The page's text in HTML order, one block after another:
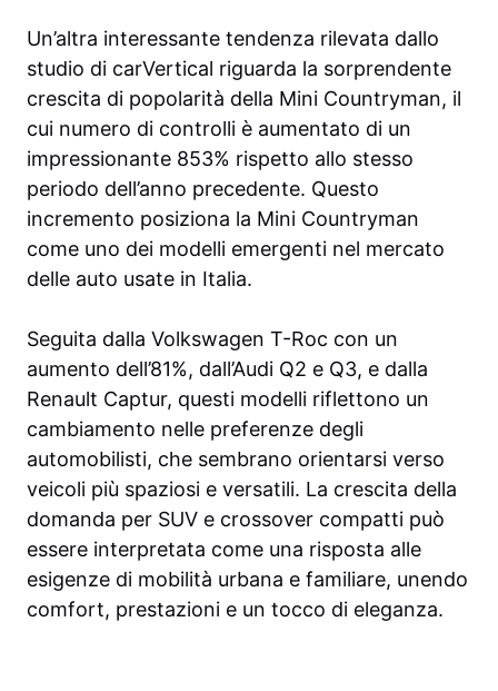
Un’altra interessante tendenza rilevata dallo
studio di carVertical riguarda la sorprendente
crescita di popolarità della Mini Countryman, il
cui numero di controlli è aumentato di un
impressionante 853% rispetto allo stesso
periodo dell’anno precedente. Questo
incremento posiziona la Mini Countryman
come uno dei modelli emergenti nel mercato
delle auto usate in Italia.
Seguita dalla Volkswagen T-Roc con un
aumento dell’81%, dall’Audi Q2 e Q3, e dalla
Renault Captur, questi modelli riflettono un
cambiamento nelle preferenze degli
automobilisti, che sembrano orientarsi verso
veicoli più spaziosi e versatili. La crescita della
domanda per SUV e crossover compatti può
essere interpretata come una risposta alle
esigenze di mobilità urbana e familiare, unendo
comfort, prestazioni e un tocco di eleganza.